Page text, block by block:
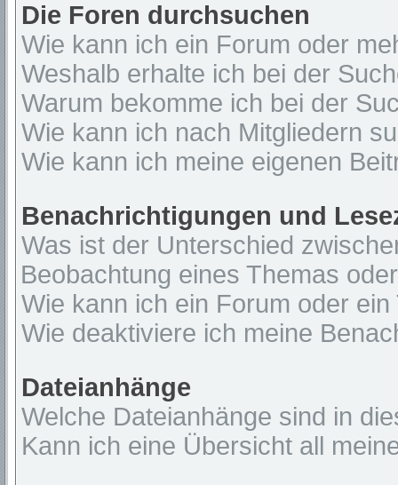
Die Foren durchsuchen
Wie kann ich ein Forum oder
Weshalb erhalte ich bei der
Warum bekomme ich bei der
Wie kann ich nach Mitgliedern
Wie kann ich meine eigenen
Benachrichtigungen und
Was ist der Unterschied
Beobachtung eines Themas
Wie kann ich ein Forum oder
Wie deaktiviere ich meine
Dateianhänge
Welche Dateianhänge sind in
Kann ich eine Übersicht all